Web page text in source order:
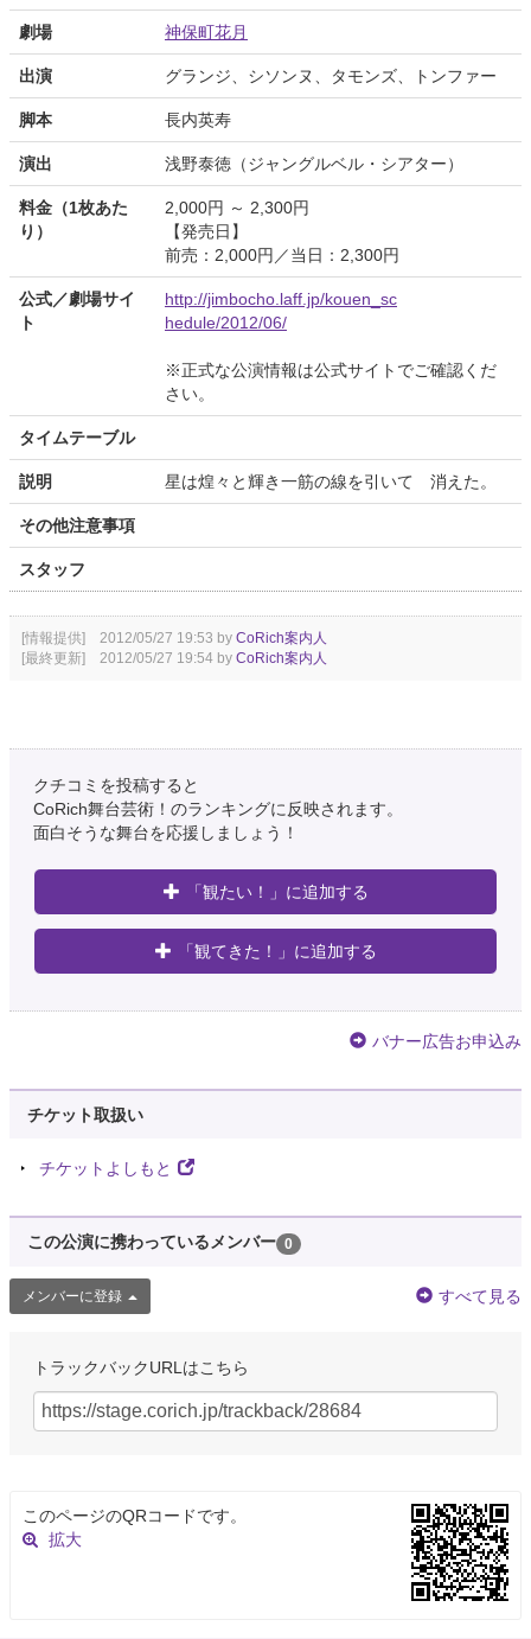
劇場 神保町花月
出演 グランジ、シソンヌ、タモンズ、トンファー
脚本 長内英寿
演出 浅野泰徳（ジャングルベル・シアター）
料金（1枚あた
り）
2,000円 ～ 2,300円
【発売日】
前売：2,000円／当日：2,300円
公式／劇場サイ
ト
http://jimbocho.laff.jp/kouen_sc
hedule/2012/06/
※正式な公演情報は公式サイトでご確認くだ
さい。
タイムテーブル
説明 星は煌々と輝き一筋の線を引いて 消えた。
その他注意事項
スタッフ
[情報提供] 2012/05/27 19:53 by CoRich案内人
[最終更新] 2012/05/27 19:54 by CoRich案内人
クチコミを投稿すると
CoRich舞台芸術！のランキングに反映されます。
面白そうな舞台を応援しましょう！
「観たい！」に追加する
「観てきた！」に追加する
バナー広告お申込み
チケット取扱い
チケットよしもと
この公演に携わっているメンバー 0
メンバーに登録 すべて見る
トラックバックURLはこちら
このページのQRコードです。
拡大